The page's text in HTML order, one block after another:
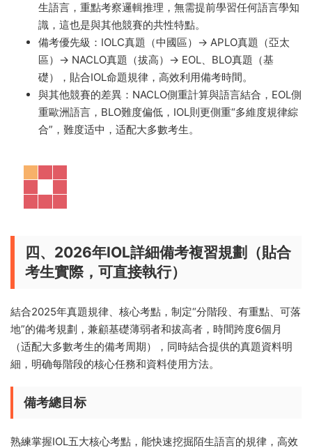
生語言，重點考察邏輯推理，無需提前學習任何語言學知
識，這也是與其他競賽的共性特點。
備考優先級：IOLC真題（中國區）→ APLO真題（亞太
區）→ NACLO真題（拔高）→ EOL、BLO真題（基
礎），貼合IOL命題規律，高效利用備考時間。
與其他競賽的差異：NACLO側重計算與語言結合，EOL側
重歐洲語言，BLO難度偏低，IOL則更側重“多維度規律綜
合”，難度适中，适配大多數考生。
四、2026年IOL詳細備考複習規劃（貼合
考生實際，可直接執行）
結合2025年真題規律、核心考點，制定“分階段、有重點、可落
地”的備考規劃，兼顧基礎薄弱者和拔高者，時間跨度6個月
（适配大多數考生的備考周期），同時結合提供的真題資料明
細，明确每階段的核心任務和資料使用方法。
備考總目标
熟練掌握IOL五大核心考點，能快速挖掘陌生語言的規律，高效